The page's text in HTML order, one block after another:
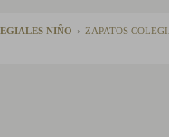
NIÑO ZAPATOS